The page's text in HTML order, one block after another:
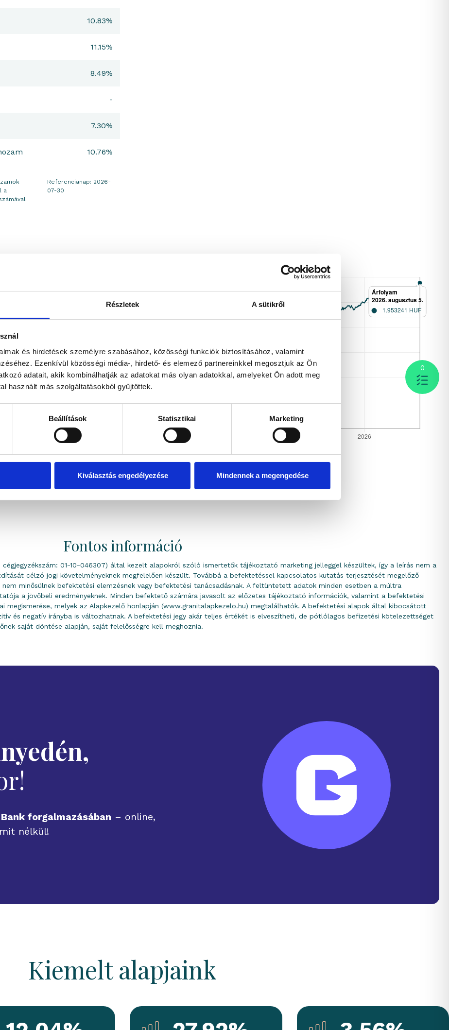
Részletek A sütikről
és hirdetések személyre szabásához, közösségi funkciók biztosításához, valamint
Ezenkívül közösségi média-, hirdető- és elemező partnereinkkel megosztjuk az Ön
adatait, akik kombinálhatják az adatokat más olyan adatokkal, amelyeket Ön adott meg
használt más szolgáltatásokból gyűjtöttek.
Beállítások Statisztikai Marketing
Kiválasztás engedélyezése Mindennek a megengedése
10.83%
11.15%
8.49%
-
7.30%
10.76%
a
Referencianap: 2026-
07-30
Összehasonlításhoz adás Kapcsolatfelvétel
Fontos információ
cégjegyzékszám: 01-10-046307) által kezelt alapokról szóló ismertetők tájékoztató marketing jelleggel készültek, így a leírás nem a
célzó jogi követelményeknek megfelelően készült. Továbbá a befektetéssel kapcsolatos kutatás terjesztését megelőző
minősülnek befektetési elemzésnek vagy befektetési tanácsadásnak. A feltüntetett adatok minden esetben a múltra
a jövőbeli eredményeknek. Minden befektető számára javasolt az előzetes tájékoztató információk, valamint a befektetési
megismerése, melyek az Alapkezelő honlapján (www.granitalapkezelo.hu) megtalálhatók. A befektetési alapok által kibocsátott
és negatív irányba is változhatnak. A befektetési jegy akár teljes értékét is elveszítheti, de pótlólagos befizetési kötelezettséget
saját döntése alapján, saját felelősségre kell meghoznia.
forgalmazásában – online,
nélkül!
Kiemelt alapjaink
0